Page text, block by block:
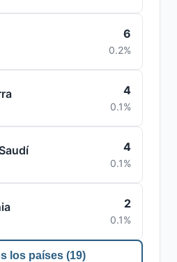
6
0.2%
4
0.1%
4
0.1%
2
0.1%
los países (19)